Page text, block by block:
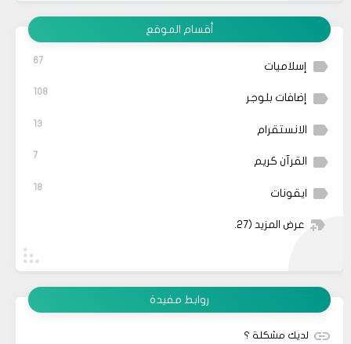
أقسام الموقع
إسلاميات 67
إضافات بلوجر 108
الانستقرام 13
القرآن كريم 7
ايقونات 18
عرض المزيد (27)
روابط مفيدة
لديك مشكلة ؟